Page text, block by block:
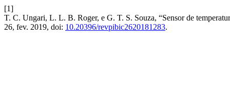
[1]
T. C. Ungari, L. L. B. Roger, e G. T. S. Souza, “Sensor de
26, fev. 2019, doi: 10.20396/revpibic2620181283.